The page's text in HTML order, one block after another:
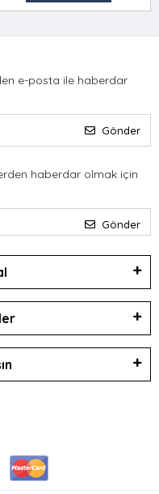
e-posta ile haberdar
Gönder
haberdar olmak için
Gönder